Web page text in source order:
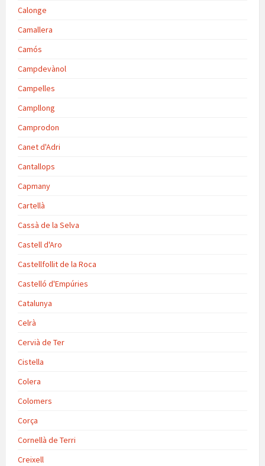
Calonge
Camallera
Camós
Campdevànol
Campelles
Campllong
Camprodon
Canet d'Adri
Cantallops
Capmany
Cartellà
Cassà de la Selva
Castell d'Aro
Castellfollit de la Roca
Castelló d'Empúries
Catalunya
Celrà
Cervià de Ter
Cistella
Colera
Colomers
Corça
Cornellà de Terri
Creixell